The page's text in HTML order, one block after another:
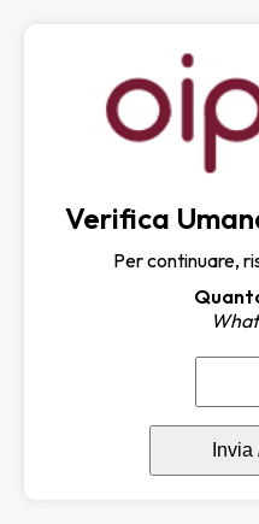
Verifica
Per continuare,